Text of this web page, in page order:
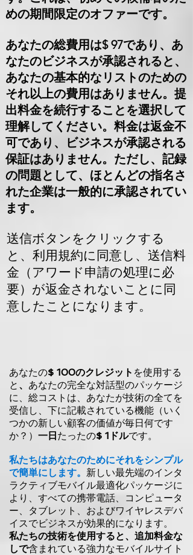
めの期間限定のオファーです。
あなたの総費用は$ 97であり、あ
なたのビジネスが承認されると、
あなたの基本的なリストのための
それ以上の費用はありません。提
出料金を続行することを選択して
理解してください。料金は返金不
可であり、ビジネスが承認される
保証はありません。ただし、記録
の問題として、ほとんどの指名さ
れた企業は一般的に承認されてい
ます。
送信ボタンをクリックする
と、利用規約に同意し、送信料
金（アワード申請の処理に必
要）が返金されないことに同
意したことになります。
あなたの$ 100のクレジット を使用する
と 、 あなたの完全な対話型のパッケージ
に、総コストは、 あなたが技術の全てを
受信し、下に記載されている機能（いく
つかの新しい顧客の価値が毎日何です
か？） 一日たったの$ 1ドルです。
私たちはあなたのためにそれをシンプル
で簡単にします。 新しい最先端のインタ
ラクティブモバイル最適化パッケージに
より、すべての携帯電話、コンピュータ
ー、タブレット、およびワイヤレスデバ
イスでビジネスが効果的になります。
私たちの技術を使用すると、追加料金な
しで含まれている強力なモバイルサイト